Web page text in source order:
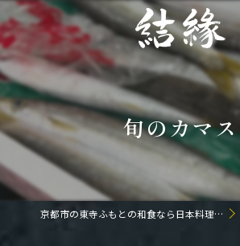
旬のカマス
京都市の東寺ふもとの和食なら日本料理 結縁